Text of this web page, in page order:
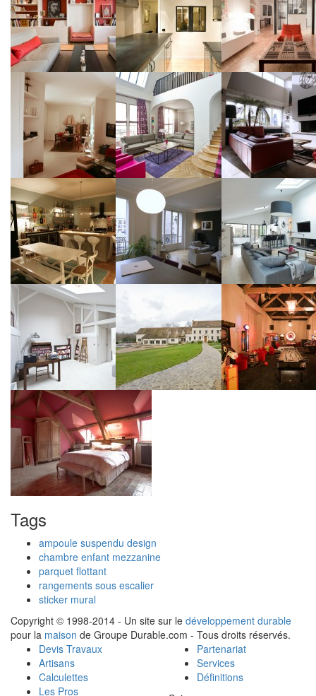
Tags
ampoule suspendu design
chambre enfant mezzanine
parquet flottant
rangements sous escalier
sticker mural
Copyright © 1998-2014 - Un site sur le développement durable
pour la maison de Groupe Durable.com - Tous droits réservés.
Devis Travaux
Artisans
Calculettes
Les Pros
Partenariat
Services
Définitions